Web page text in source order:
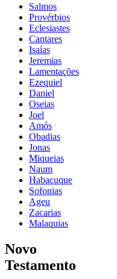
Salmos
Provérbios
Eclesiastes
Cantares
Isaías
Jeremias
Lamentações
Ezequiel
Daniel
Oseias
Joel
Amós
Obadias
Jonas
Miqueias
Naum
Habacuque
Sofonias
Ageu
Zacarias
Malaquias
Novo
Testamento